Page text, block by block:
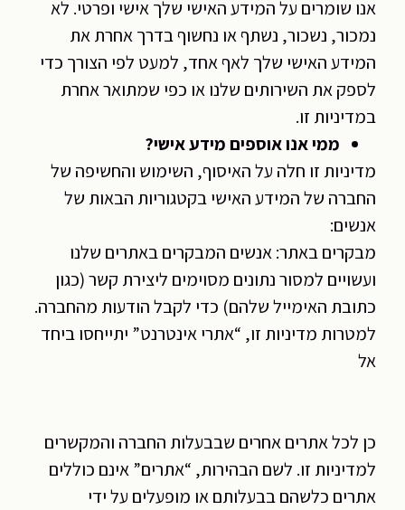
אנו שומרים על המידע האישי שלך אישי ופרטי. לא
נמכור, נשכור, נשתף או נחשוף בדרך אחרת את
המידע האישי שלך לאף אחד, למעט לפי הצורך כדי
לספק את השירותים שלנו או כפי שמתואר אחרת
במדיניות זו.
ממי אנו אוספים מידע אישי?
מדיניות זו חלה על האיסוף, השימוש והחשיפה של
החברה של המידע האישי בקטגוריות הבאות של
אנשים:
מבקרים באתר: אנשים המבקרים באתרים שלנו
ועשויים למסור נתונים מסוימים ליצירת קשר (כגון
כתובת האימייל שלהם) כדי לקבל הודעות מהחברה.
למטרות מדיניות זו, “אתרי אינטרנט” יתייחסו ביחד
אל
כן לכל אתרים אחרים שבבעלות החברה והמקשרים
למדיניות זו. לשם הבהירות, “אתרים” אינם כוללים
אתרים כלשהם בבעלותם או מופעלים על ידי